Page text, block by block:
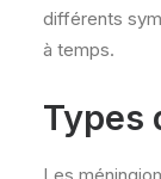
différents
à temps.
Types